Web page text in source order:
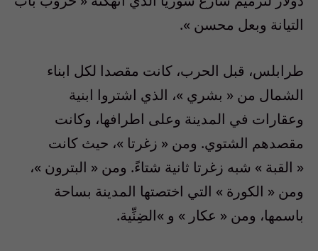
التيانة وبعل محسن ».
طرابلس، قبل الحرب، كانت مقصدا لكل ابناء
الشمال من « بشري »، الذي اشتروا ابنية
وعقارات في المدينة وعلى اطرافها، وكانت
مقصدهم الشتوي. ومن « زغرتا »، حيث كانت
« القبة » شبه زغرتا ثانية شتاءً. ومن « البترون »،
ومن « الكورة » التي اختصتها المدينة بساحة
باسمها، ومن « عكار » و »الضِنِّية.